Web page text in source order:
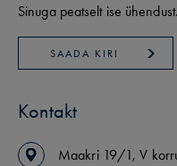
Sinuga peatselt ise ühendust.
SAADA KIRI
Kontakt
Maakri 19/1,V